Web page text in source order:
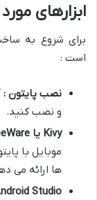
ابزارهای مورد
برای شروع به
است :
نصب پایتون :
و نصب کنید.
Kivy یا
موبایل با
ها ارائه می
Studio